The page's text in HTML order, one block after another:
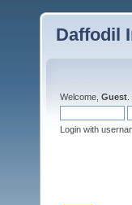
Daffodil
Welcome, Guest
Login with